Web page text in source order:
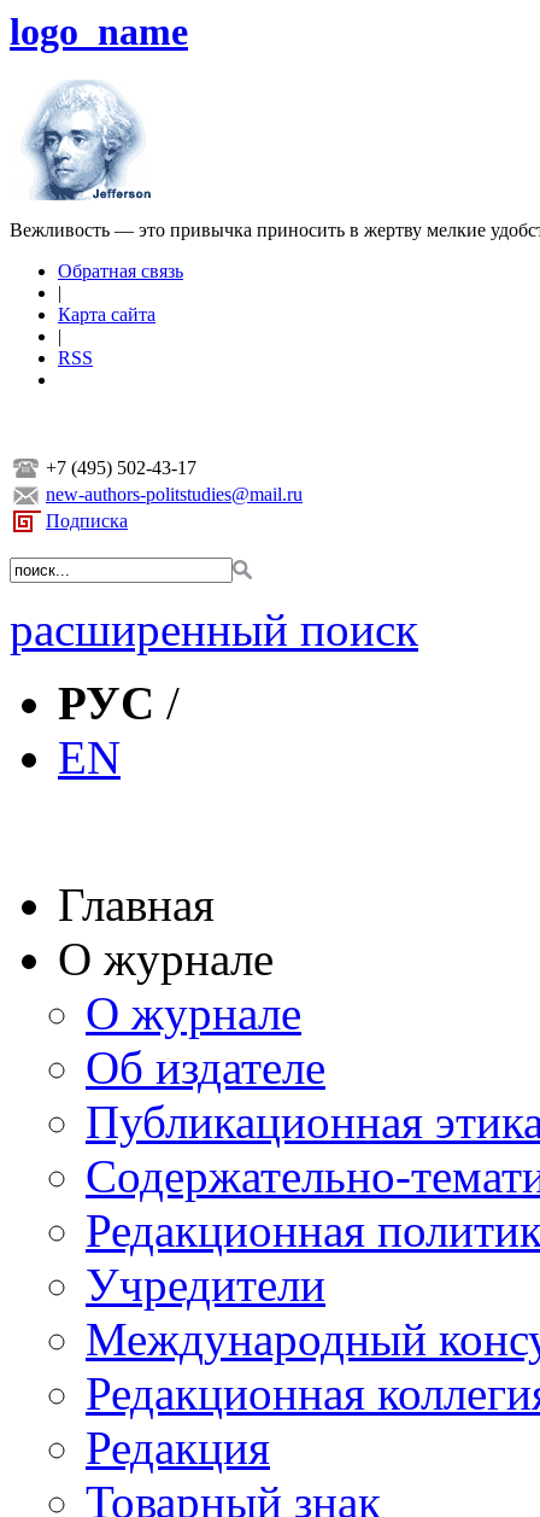
logo_name
Вежливость — это привычка приносить в жертву мелкие
Обратная связь
|
Карта сайта
|
RSS
+7 (495) 502-43-17
new-authors-politstudies@mail.ru
Подписка
расширенный поиск
РУС /
EN
Главная
О журнале
О журнале
Об издателе
Публикационная
Содержательно-
Редакционная
Учредители
Международный
Редакционная
Редакция
Товарный знак